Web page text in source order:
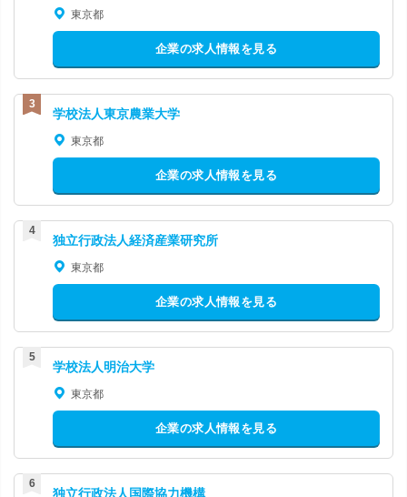
東京都
企業の求人情報を見る
学校法人東京農業大学
東京都
企業の求人情報を見る
独立行政法人経済産業研究所
東京都
企業の求人情報を見る
学校法人明治大学
東京都
企業の求人情報を見る
独立行政法人国際協力機構